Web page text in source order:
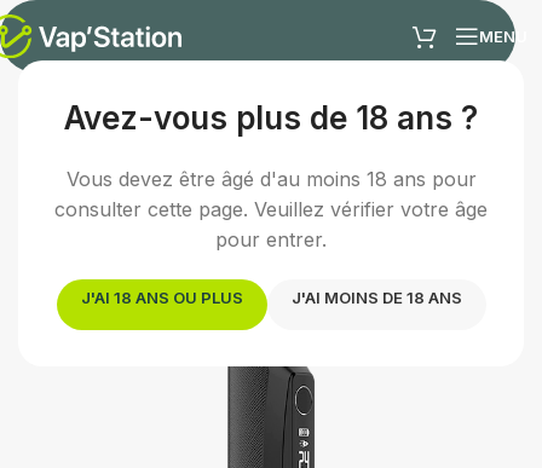
Avez-vous plus de 18 ans ?
Vous devez être âgé d'au moins 18 ans pour
consulter cette page. Veuillez vérifier votre âge
pour entrer.
J'AI 18 ANS OU PLUS J'AI MOINS DE 18 ANS
MENU
Accueil /Cigarette électronique /Kit box